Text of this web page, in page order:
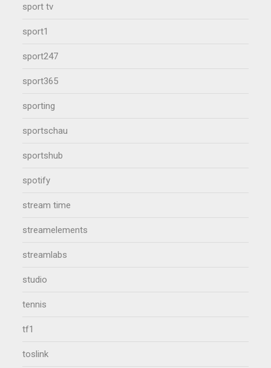
sport tv
sport1
sport247
sport365
sporting
sportschau
sportshub
spotify
stream time
streamelements
streamlabs
studio
tennis
tf1
toslink